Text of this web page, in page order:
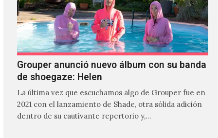
Grouper anunció nuevo álbum con su banda
de shoegaze: Helen
La última vez que escuchamos algo de Grouper fue en
2021 con el lanzamiento de Shade, otra sólida adición
dentro de su cautivante repertorio y,…